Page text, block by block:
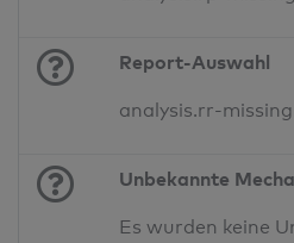
Report-Auswahl
analysis.rr-missing
Unbekannte
Es wurden keine